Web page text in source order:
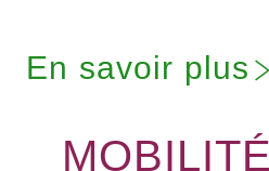
En savoir plus
MOBILITÉ